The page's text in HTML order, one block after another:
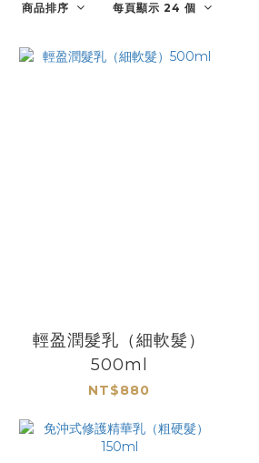
商品排序 每頁顯示 24 個
輕盈潤髮乳（細軟髮）
500ml
NT$880